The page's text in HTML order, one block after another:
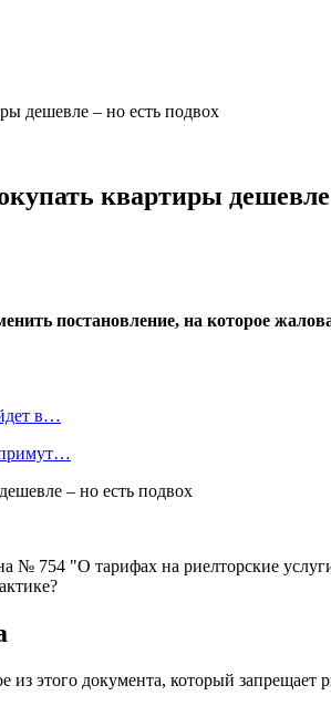
дешевле – но есть подвох
квартиры дешевле
постановление, на которое
в…
примут…
№ 754 "О тарифах на риелторские
этого документа, который запрещает